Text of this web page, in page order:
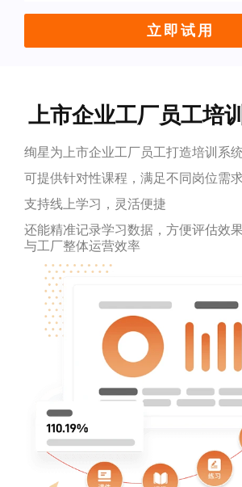
立即试用
上市企业工厂员工培
绚星为上市企业工厂员工打造培训系
可提供针对性课程，满足不同岗位需
支持线上学习，灵活便捷
还能精准记录学习数据，方便评估效
与工厂整体运营效率